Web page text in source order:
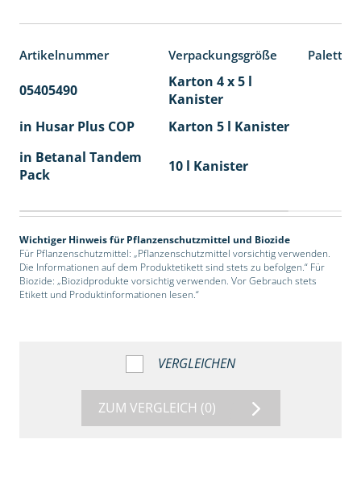
Artikelnummer Verpackungsgröße
05405490
Karton 4 x 5 l
Kanister
in Husar Plus COP Karton 5 l Kanister
in Betanal Tandem
Pack
10 l Kanister
Wichtiger Hinweis für Pflanzenschutzmittel und Biozide
Für Pflanzenschutzmittel: „Pflanzenschutzmittel vorsichtig verwenden.
Die Informationen auf dem Produktetikett sind stets zu befolgen.“ Für
Biozide: „Biozidprodukte vorsichtig verwenden. Vor Gebrauch stets
Etikett und Produktinformationen lesen.“
VERGLEICHEN
ZUM VERGLEICH (0)